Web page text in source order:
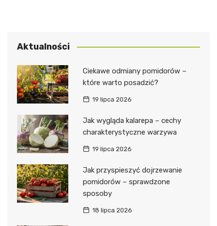
Aktualności
Ciekawe odmiany pomidorów –
które warto posadzić?
19 lipca 2026
Jak wygląda kalarepa – cechy
charakterystyczne warzywa
19 lipca 2026
Jak przyspieszyć dojrzewanie
pomidorów – sprawdzone
sposoby
18 lipca 2026